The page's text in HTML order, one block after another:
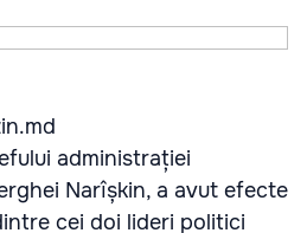
administrației
Narîșkin, a avut efecte
cei doi lideri politici